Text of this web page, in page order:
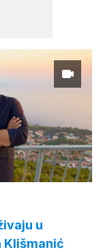
u
Klišmanić